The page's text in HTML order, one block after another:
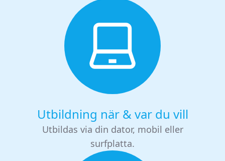
Utbildning när & var du vill
Utbildas via din dator, mobil eller
surfplatta.